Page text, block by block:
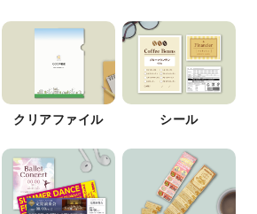
クリアファイル シール